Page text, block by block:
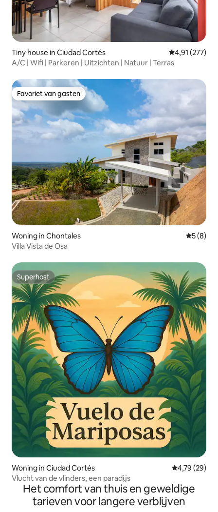
Tiny house in Ciudad Cortés Gemiddelde
4,91 (277)
A/C | Wifi | Parkeren | Uitzichten | Natuur | Terras
Favoriet van gasten
Favoriet van gasten
Woning in Chontales
5 (8)
Villa Vista de Osa
Superhost
Superhost
Woning in Ciudad Cortés Gemiddelde
4,79 (29)
Vlucht van de vlinders, een paradijs
Het comfort van thuis en geweldige
tarieven voor langere verblijven